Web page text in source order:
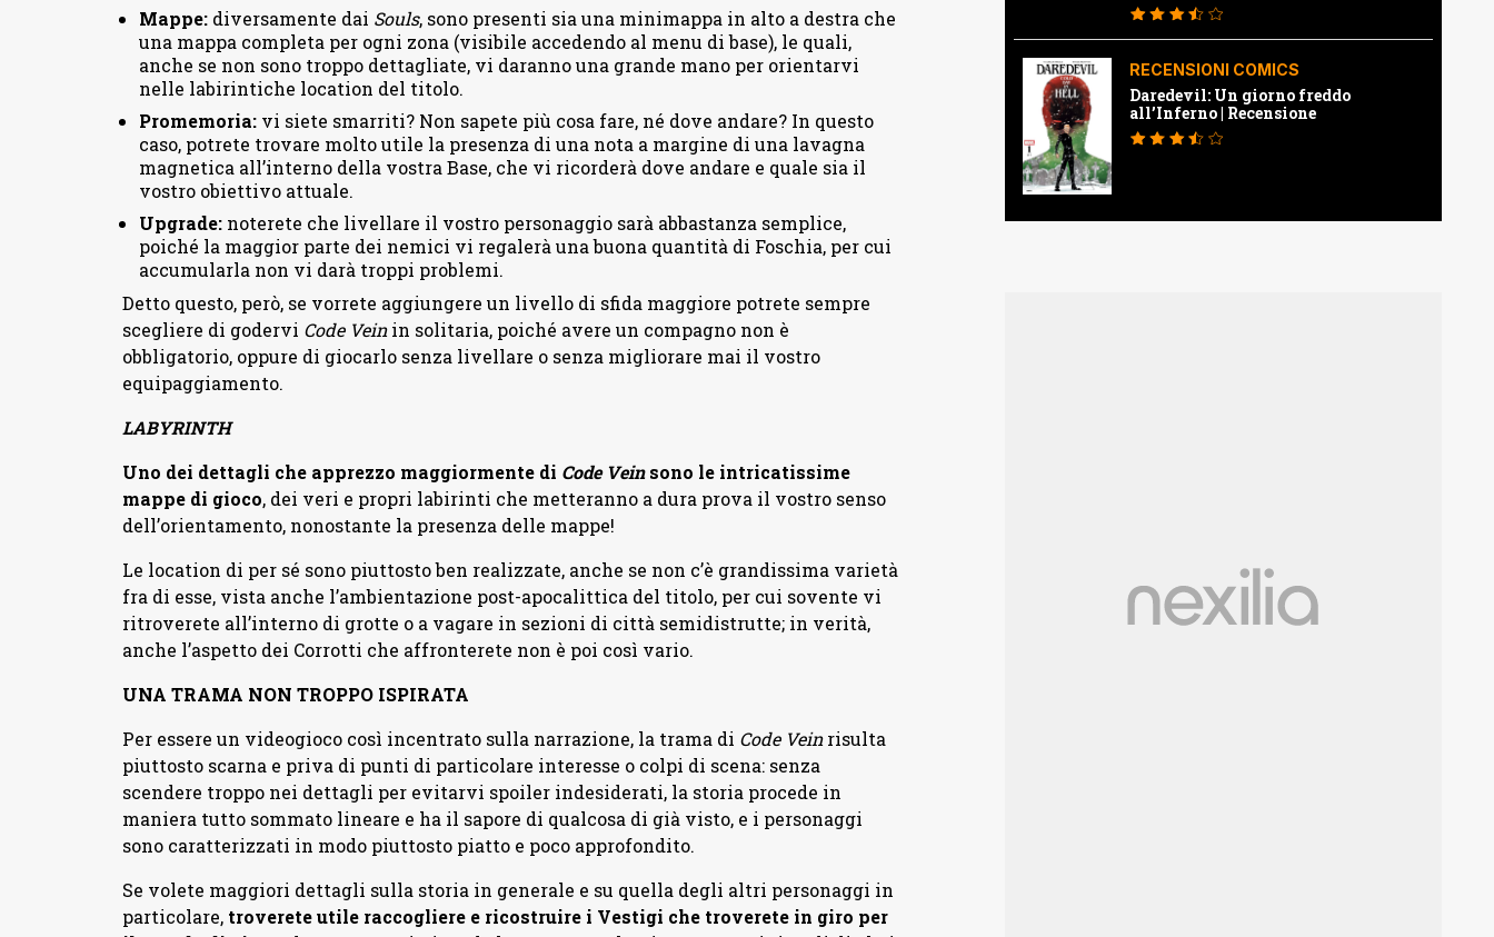
Mappe:diversamente dai Souls, sono presenti sia una minimappa in alto a destra che
una mappa completa per ogni zona (visibile accedendo al menu di base), le quali,
anche se non sono troppo dettagliate, vi daranno una grande mano per orientarvi
nelle labirintiche location del titolo.
Promemoria:vi siete smarriti? Non sapete più cosa fare, né dove andare? In questo
caso, potrete trovare molto utile la presenza di una nota a margine di una lavagna
magnetica all’interno della vostra Base, che vi ricorderà dove andare e quale sia il
vostro obiettivo attuale.
Upgrade:noterete che livellare il vostro personaggio sarà abbastanza semplice,
poiché la maggior parte dei nemici vi regalerà una buona quantità di Foschia, per cui
accumularla non vi darà troppi problemi.
Detto questo, però, se vorrete aggiungere un livello di sfida maggiore potrete sempre
scegliere di godervi Code Veinin solitaria, poiché avere un compagno non è
obbligatorio, oppure di giocarlo senza livellare o senza migliorare mai il vostro
equipaggiamento.
LABYRINTH
Uno dei dettagli che apprezzo maggiormente di Code Veinsono le intricatissime
mappe di gioco, dei veri e propri labirinti che metteranno a dura prova il vostro senso
dell’orientamento, nonostante la presenza delle mappe!
Le location di per sé sono piuttosto ben realizzate, anche se non c’è grandissima varietà
fra di esse, vista anche l’ambientazione post-apocalittica del titolo, per cui sovente vi
ritroverete all’interno di grotte o a vagare in sezioni di città semidistrutte; in verità,
anche l’aspetto dei Corrotti che affronterete non è poi così vario.
UNA TRAMA NON TROPPO ISPIRATA
Per essere un videogioco così incentrato sulla narrazione, la trama di Code Veinrisulta
piuttosto scarna e priva di punti di particolare interesse o colpi di scena: senza
scendere troppo nei dettagli per evitarvi spoiler indesiderati, la storia procede in
maniera tutto sommato lineare e ha il sapore di qualcosa di già visto, e i personaggi
sono caratterizzati in modo piuttosto piatto e poco approfondito.
Se volete maggiori dettagli sulla storia in generale e su quella degli altri personaggi in
particolare, troverete utile raccogliere e ricostruire i Vestigi che troverete in giro per
RECENSIONI COMICS
Daredevil: Un giorno freddo
all’Inferno | Recensione